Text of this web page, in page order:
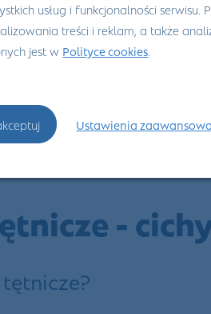
-
usług i funkcjonalności
treści i reklam, a także
jest w Polityce cookies
Ustawienia